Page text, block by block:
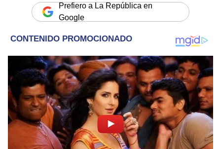
Prefiero a La República en
Google